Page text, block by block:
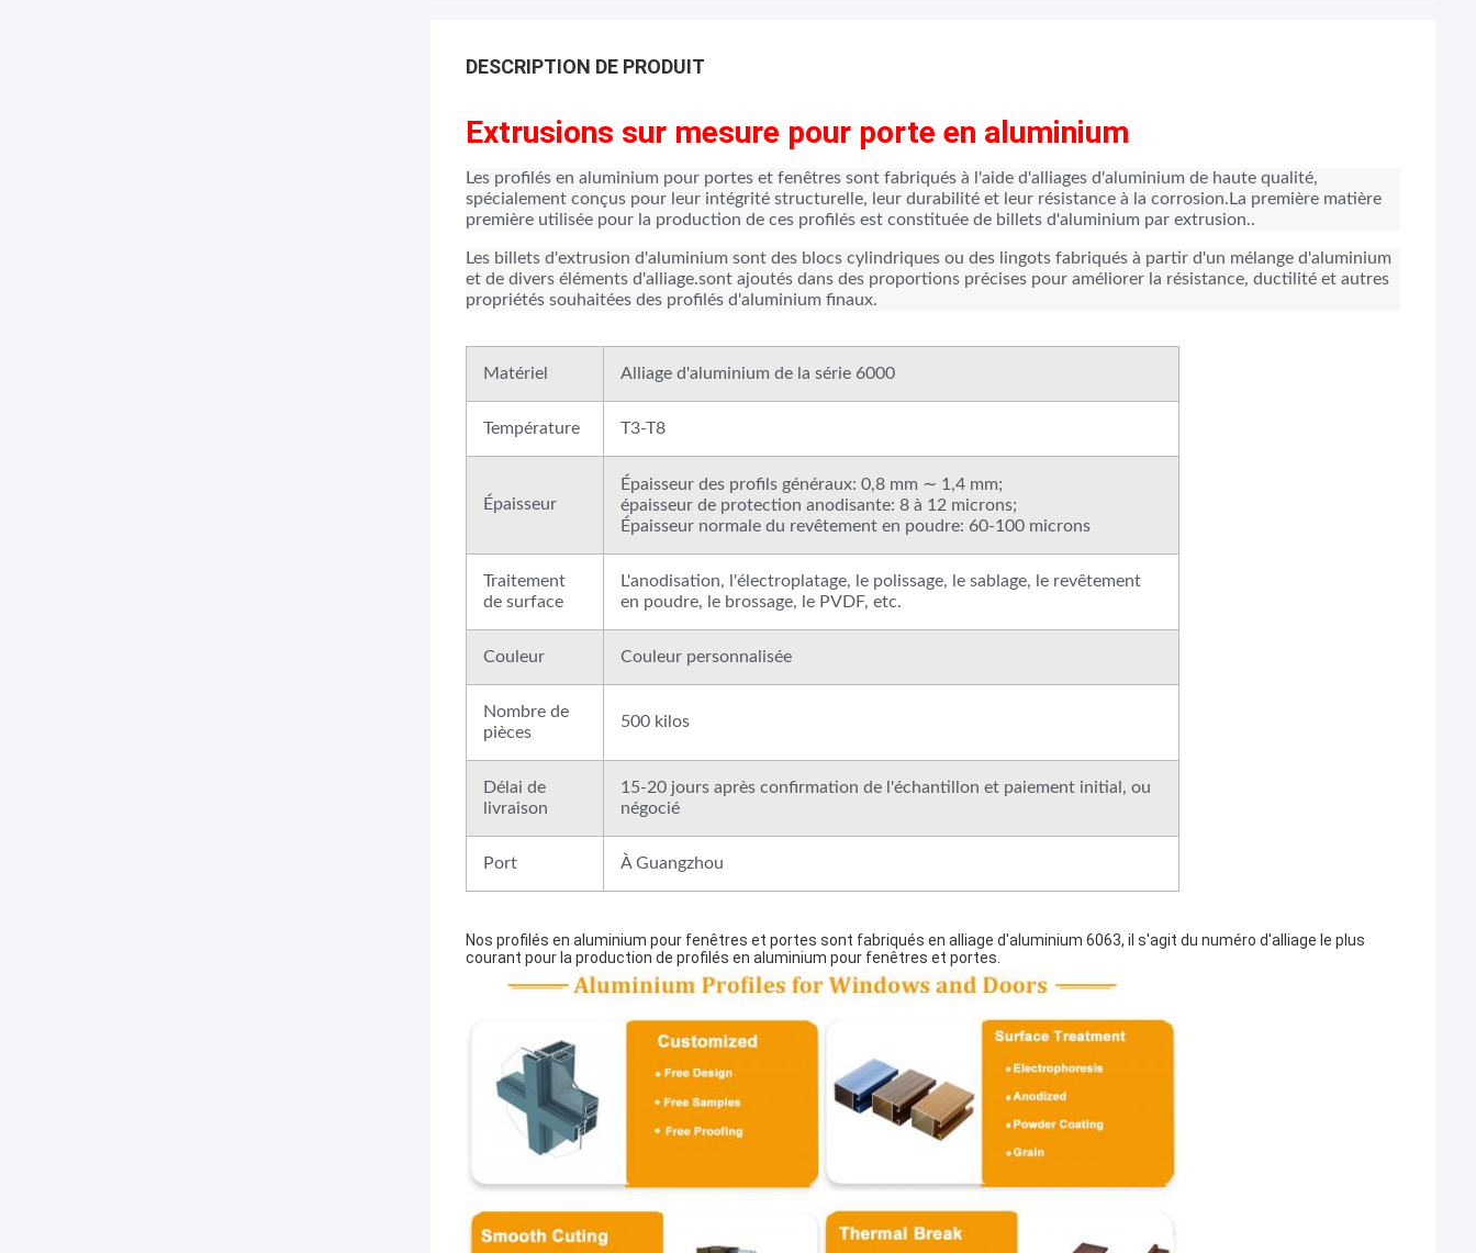
DESCRIPTION DE PRODUIT
Extrusions sur mesure pour porte en aluminium
Les profilés en aluminium pour portes et fenêtres sont fabriqués à l'aide d'alliages d'aluminium de haute qualité,
spécialement conçus pour leur intégrité structurelle, leur durabilité et leur résistance à la corrosion.La première matière
première utilisée pour la production de ces profilés est constituée de billets d'aluminium par extrusion..
Les billets d'extrusion d'aluminium sont des blocs cylindriques ou des lingots fabriqués à partir d'un mélange d'aluminium
et de divers éléments d'alliage.sont ajoutés dans des proportions précises pour améliorer la résistance, ductilité et autres
propriétés souhaitées des profilés d'aluminium finaux.
Matériel Alliage d'aluminium de la série 6000
Température T3-T8
Épaisseur
Épaisseur des profils généraux: 0,8 mm ∼ 1,4 mm;
épaisseur de protection anodisante: 8 à 12 microns;
Épaisseur normale du revêtement en poudre: 60-100 microns
Traitement
de surface
L'anodisation, l'électroplatage, le polissage, le sablage, le revêtement
en poudre, le brossage, le PVDF, etc.
Couleur Couleur personnalisée
Nombre de
pièces
500 kilos
Délai de
livraison
15-20 jours après confirmation de l'échantillon et paiement initial, ou
négocié
Port À Guangzhou
Nos profilés en aluminium pour fenêtres et portes sont fabriqués en alliage d'aluminium 6063, il s'agit du numéro d'alliage le plus
courant pour la production de profilés en aluminium pour fenêtres et portes.